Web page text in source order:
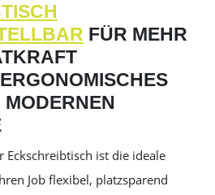
FÜR MEHR
Eckschreibtisch ist die ideale
Job flexibel, platzsparend